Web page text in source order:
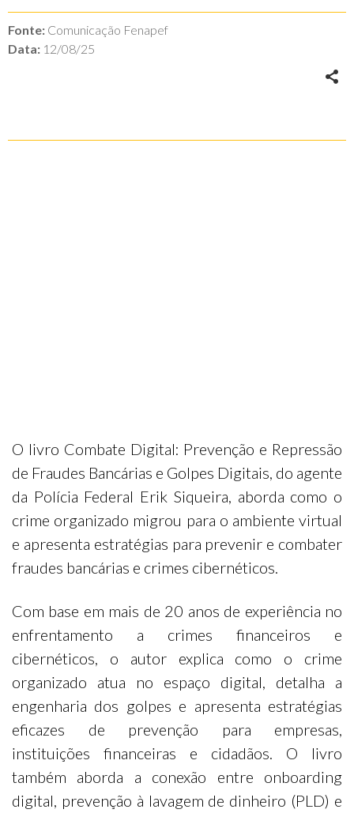
Fonte: Comunicação Fenapef
Data: 12/08/25
O livro Combate Digital: Prevenção e Repressão
de Fraudes Bancárias e Golpes Digitais, do agente
da Polícia Federal Erik Siqueira, aborda como o
crime organizado migrou para o ambiente virtual
e apresenta estratégias para prevenir e combater
fraudes bancárias e crimes cibernéticos.
Com base em mais de 20 anos de experiência no
enfrentamento a crimes financeiros e
cibernéticos, o autor explica como o crime
organizado atua no espaço digital, detalha a
engenharia dos golpes e apresenta estratégias
eficazes de prevenção para empresas,
instituições financeiras e cidadãos. O livro
também aborda a conexão entre onboarding
digital, prevenção à lavagem de dinheiro (PLD) e